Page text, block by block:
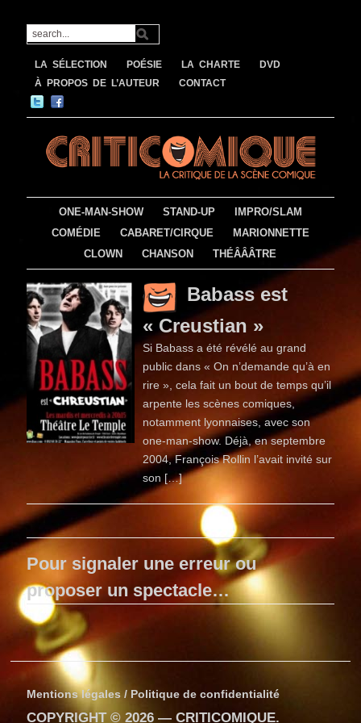
LA SÉLECTION POÉSIE LA CHARTE
DVD
À PROPOS DE L’AUTEUR
CONTACT
ONE-MAN-SHOW STAND-UP
IMPRO/SLAM
COMÉDIE
CABARET/CIRQUE
MARIONNETTE
CLOWN
CHANSON THÉÂÂÂTRE
Babass est
« Creustian »
Si Babass a été révélé au grand
public dans « On n’demande qu’à en
rire », cela fait un bout de temps qu’il
arpente les scènes comiques,
notamment lyonnaises, avec son
one-man-show. Déjà, en septembre
2004, François Rollin l’avait invité sur
son […]
Pour signaler une erreur ou
proposer un spectacle…
Mentions légales / Politique de confidentialité
COPYRIGHT © 2026 —CRITICOMIQUE.